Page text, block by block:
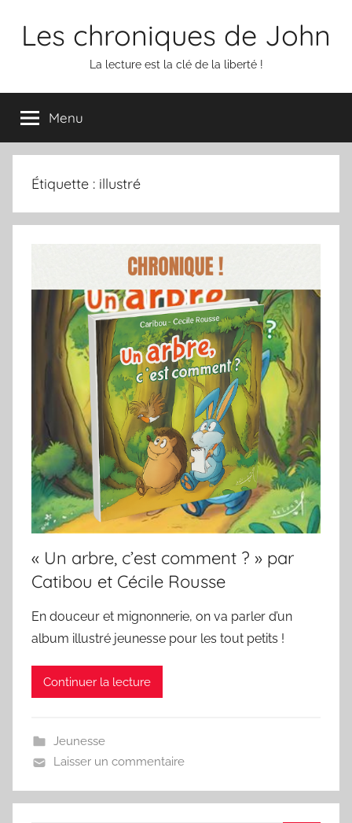
Les chroniques de John
La lecture est la clé de la liberté !
Menu
Étiquette : illustré
« Un arbre, c’est comment ? » par
Catibou et Cécile Rousse
En douceur et mignonnerie, on va parler d’un
album illustré jeunesse pour les tout petits !
Continuer la lecture
Jeunesse
Laisser un commentaire